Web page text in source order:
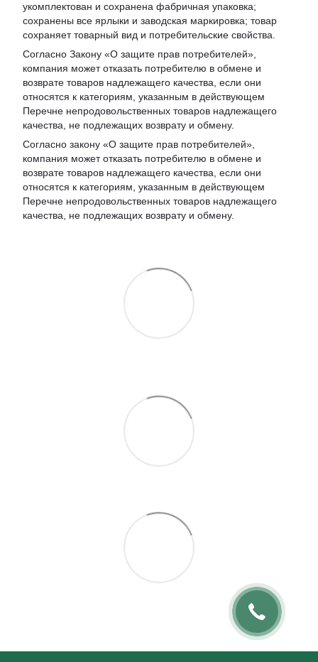
укомплектован и сохранена фабричная упаковка;
сохранены все ярлыки и заводская маркировка; товар
сохраняет товарный вид и потребительские свойства.
Согласно Закону «О защите прав потребителей»,
компания может отказать потребителю в обмене и
возврате товаров надлежащего качества, если они
относятся к категориям, указанным в действующем
Перечне непродовольственных товаров надлежащего
качества, не подлежащих возврату и обмену.
Согласно закону «О защите прав потребителей»,
компания может отказать потребителю в обмене и
возврате товаров надлежащего качества, если они
относятся к категориям, указанным в действующем
Перечне непродовольственных товаров надлежащего
качества, не подлежащих возврату и обмену.